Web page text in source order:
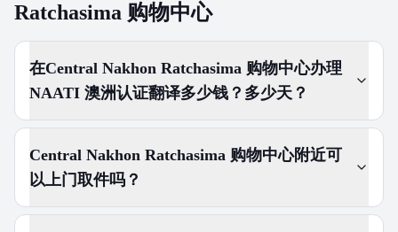
Ratchasima 购物中心
在Central Nakhon Ratchasima 购物中心办理
NAATI 澳洲认证翻译多少钱？多少天？
Central Nakhon Ratchasima 购物中心附近可
以上门取件吗？